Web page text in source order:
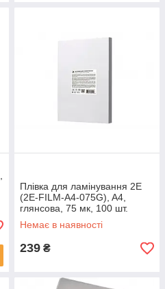
Плівка для ламінування 2E
(2E-FILM-A4-075G), A4,
глянсова, 75 мк, 100 шт.
Немає в наявності
239 ₴